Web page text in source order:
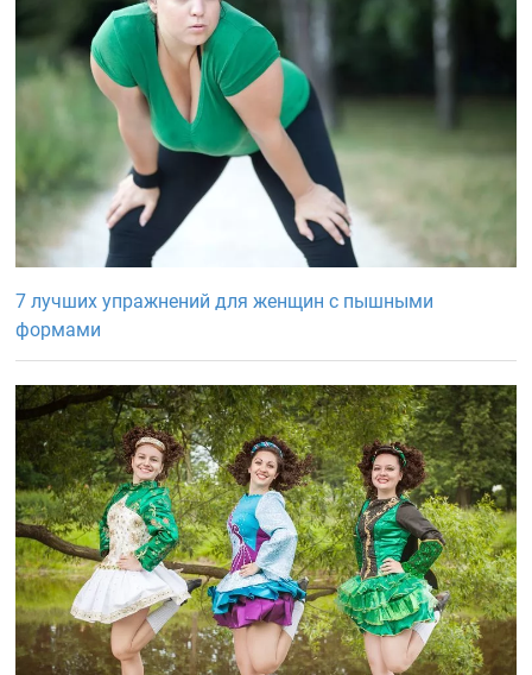
7 лучших упражнений для женщин с пышными
формами